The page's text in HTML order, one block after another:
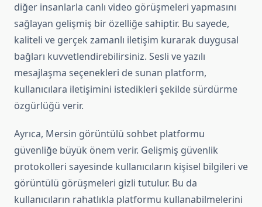
diğer insanlarla canlı video görüşmeleri yapmasını
sağlayan gelişmiş bir özelliğe sahiptir. Bu sayede,
kaliteli ve gerçek zamanlı iletişim kurarak duygusal
bağları kuvvetlendirebilirsiniz. Sesli ve yazılı
mesajlaşma seçenekleri de sunan platform,
kullanıcılara iletişimini istedikleri şekilde sürdürme
özgürlüğü verir.
Ayrıca, Mersin görüntülü sohbet platformu
güvenliğe büyük önem verir. Gelişmiş güvenlik
protokolleri sayesinde kullanıcıların kişisel bilgileri ve
görüntülü görüşmeleri gizli tutulur. Bu da
kullanıcıların rahatlıkla platformu kullanabilmelerini